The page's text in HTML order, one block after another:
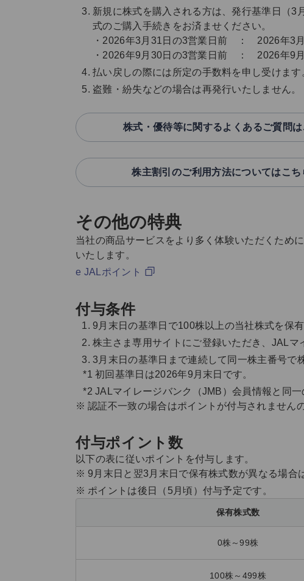
新規に株式を購入される方は、発行基準日（3
式のご購入手続きをお済ませください。
・2026年3月31日の3営業日前 ： 2026年3月
・2026年9月30日の3営業日前 ： 2026年9月
払い戻しの際には所定の手数料を申し受けます
盗難・紛失などの場合は再発行いたしません。
株式・優待等に関するよくあるご質問
株主割引のご利用方法についてはこち
その他の特典
当社の商品サービスをより多く体験いただくため
いたします。
e JALポイント
付与条件
9月末日の基準日で100株以上の当社株式を保有
株主さま専用サイトにご登録いただき、JALマ
3月末日の基準日まで連続して同一株主番号で
初回基準日は2026年9月末日です。
JALマイレージバンク（JMB）会員情報と同
認証不一致の場合はポイントが付与されません
付与ポイント数
以下の表に従いポイントを付与します。
9月末日と翌3月末日で保有株式数が異なる場合
ポイントは後日（5月頃）付与予定です。
保有株式数
0株～99株
100株～499株